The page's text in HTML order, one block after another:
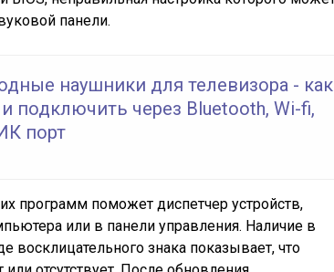
панели.
наушники для телевизора - как
подключить через Bluetooth, Wi-fi,
порт
программ поможет диспетчер устройств,
или в панели управления. Наличие в
восклицательного знака показывает, что